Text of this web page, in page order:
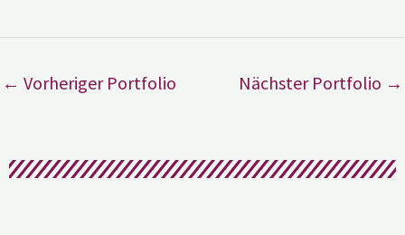
← Vorheriger Portfolio Nächster Portfolio →